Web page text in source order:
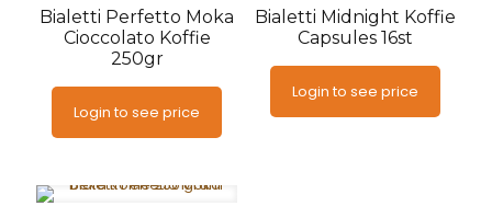
Bialetti Perfetto Moka
Cioccolato Koffie
250gr
Login to see price
Bialetti Midnight Koffie
Capsules 16st
Login to see price